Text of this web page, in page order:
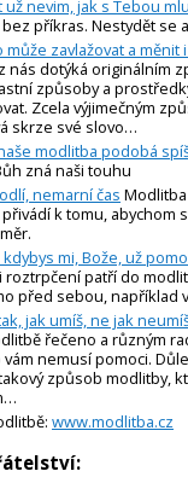
už nevim, jak s Tebou
příkras. Nestydět se
může zavlažovat a měnit
nás dotýká originálním
způsoby a
Zcela výjimečným
skrze své slovo…
modlitba podobá
zná naši touhu
nemarní čas
k tomu, abychom
mi, Bože, už
roztrpčení patří do
před sebou, například
jak umíš, ne jak
řečeno a různým
nemusí pomoci.
způsob modlitby,
www.modlitba.cz